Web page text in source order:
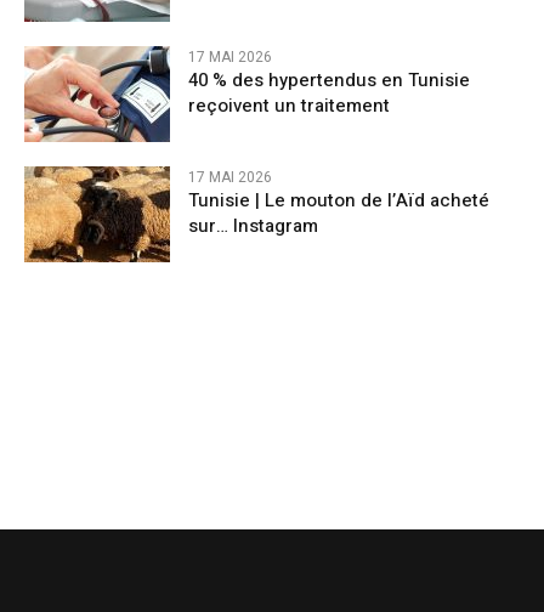
17 MAI 2026
40 % des hypertendus en Tunisie
reçoivent un traitement
17 MAI 2026
Tunisie | Le mouton de l’Aïd acheté
sur… Instagram